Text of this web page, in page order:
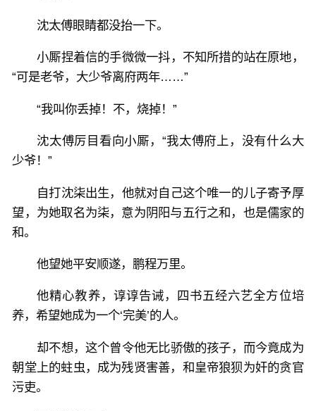
沈太傅眼睛都没抬一下。
小厮捏着信的手微微一抖，不知所措的站在原地，
“可是老爷，大少爷离府两年……”
“我叫你丢掉！不，烧掉！”
沈太傅厉目看向小厮，“我太傅府上，没有什么大
少爷！”
自打沈柒出生，他就对自己这个唯一的儿子寄予厚
望，为她取名为柒，意为阴阳与五行之和，也是儒家的
和。
他望她平安顺遂，鹏程万里。
他精心教养，谆谆告诫，四书五经六艺全方位培
养，希望她成为一个‘完美’的人。
却不想，这个曾令他无比骄傲的孩子，而今竟成为
朝堂上的蛀虫，成为残贤害善，和皇帝狼狈为奸的贪官
污吏。